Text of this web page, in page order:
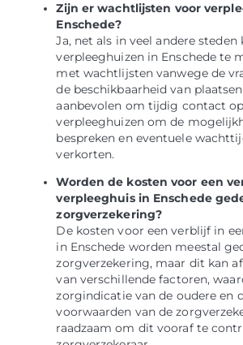
Zijn er wachtlijsten voor
Enschede?
Ja, net als in veel andere steden
verpleeghuizen in Enschede te
met wachtlijsten vanwege de
de beschikbaarheid van
aanbevolen om tijdig contact
verpleeghuizen om de
bespreken en eventuele
verkorten.
Worden de kosten voor een
verpleeghuis in Enschede
zorgverzekering?
De kosten voor een verblijf in
in Enschede worden meestal
zorgverzekering, maar dit kan
van verschillende factoren,
zorgindicatie van de oudere en
voorwaarden van de
raadzaam om dit vooraf te